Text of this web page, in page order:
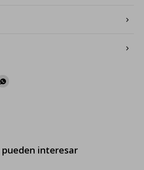

interesar